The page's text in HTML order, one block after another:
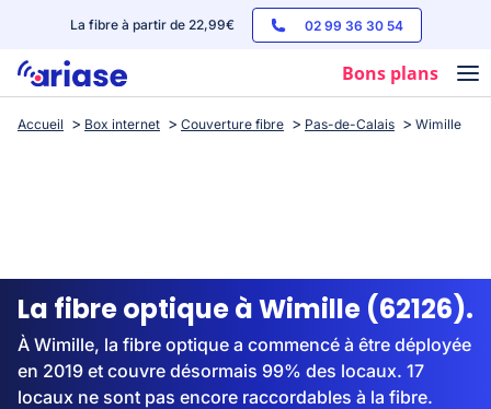
La fibre à partir de 22,99€ 02 99 36 30 54
Bons plans
Box internet
Streaming
Accueil Box internet Couverture fibre Pas-de-Calais Wimille
La fibre optique à Wimille (62126).
À Wimille, la fibre optique a commencé à être déployée
en 2019 et couvre désormais 99% des locaux. 17
locaux ne sont pas encore raccordables à la fibre.